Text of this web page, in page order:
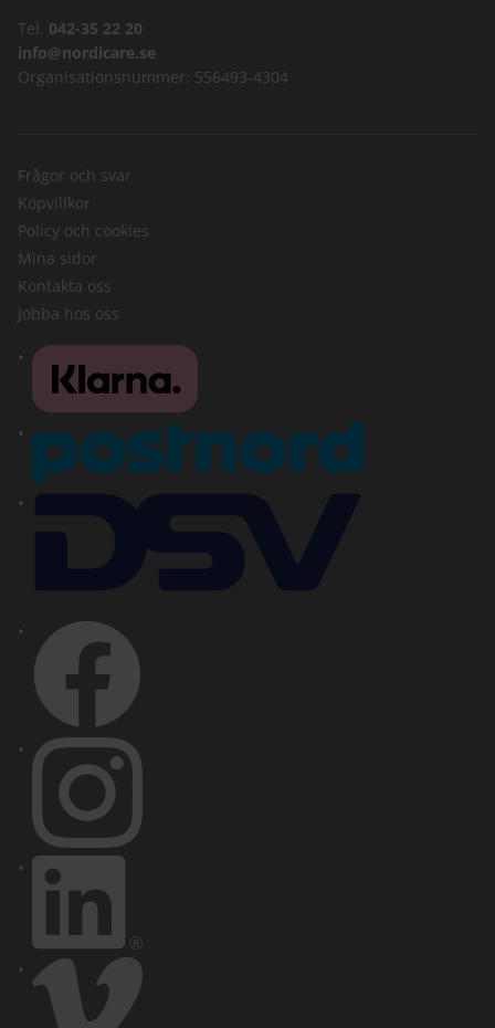
Tel. 042-35 22 20
info@nordicare.se
Organisationsnummer: 556493-4304
Frågor och svar
Köpvillkor
Policy och cookies
Mina sidor
Kontakta oss
Jobba hos oss